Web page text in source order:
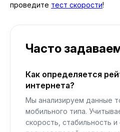
проведите тест скорости!
Часто
Как определяется
интернета?
Мы анализируем данные
мобильного типа.
скорость, стабильность